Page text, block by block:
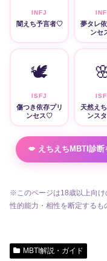
INFJ
闇えち予言者♡
夢タレ
ンセ
🕊️
ISFJ
傷つき依存プリ
ンセス♡
天然え
ンス
💋 えちえちMBTI診断
※このページは18歳以上向け
性的能力・相性を断定するも
MBTI解説・ガイド